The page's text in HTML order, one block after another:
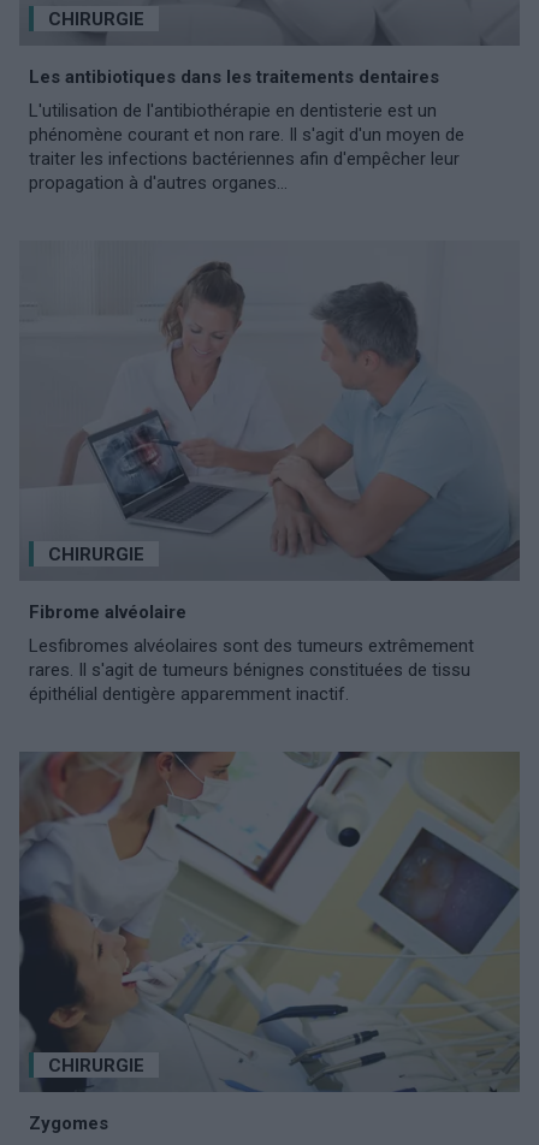
CHIRURGIE
Les antibiotiques dans les traitements dentaires
L'utilisation de l'antibiothérapie en dentisterie est un
phénomène courant et non rare. Il s'agit d'un moyen de
traiter les infections bactériennes afin d'empêcher leur
propagation à d'autres organes...
CHIRURGIE
Fibrome alvéolaire
Lesfibromes alvéolaires sont des tumeurs extrêmement
rares. Il s'agit de tumeurs bénignes constituées de tissu
épithélial dentigère apparemment inactif.
CHIRURGIE
Zygomes